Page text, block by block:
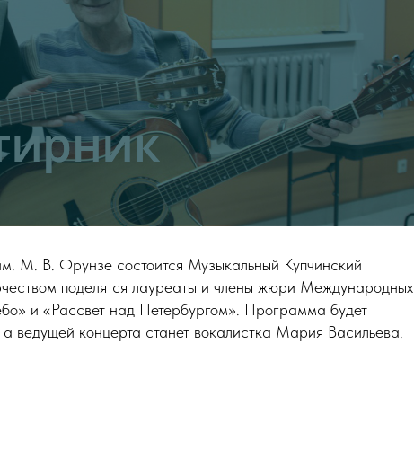
М. В. Фрунзе состоится Музыкальный Купчинский
поделятся лауреаты и члены жюри Международных
и «Рассвет над Петербургом». Программа будет
ведущей концерта станет вокалистка Мария Васильева.